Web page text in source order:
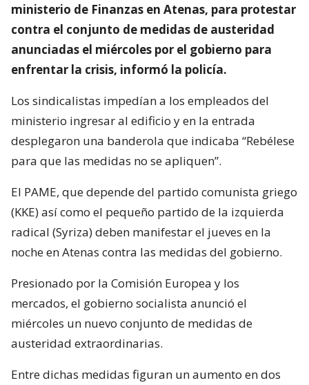
ministerio de Finanzas en Atenas, para protestar
contra el conjunto de medidas de austeridad
anunciadas el miércoles por el gobierno para
enfrentar la crisis, informó la policía.
Los sindicalistas impedían a los empleados del
ministerio ingresar al edificio y en la entrada
desplegaron una banderola que indicaba “Rebélese
para que las medidas no se apliquen”.
El PAME, que depende del partido comunista griego
(KKE) así como el pequeño partido de la izquierda
radical (Syriza) deben manifestar el jueves en la
noche en Atenas contra las medidas del gobierno.
Presionado por la Comisión Europea y los
mercados, el gobierno socialista anunció el
miércoles un nuevo conjunto de medidas de
austeridad extraordinarias.
Entre dichas medidas figuran un aumento en dos